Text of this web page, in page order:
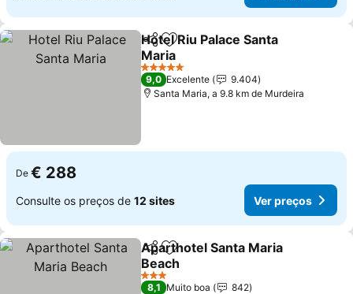
PartilharAdicionar aos favoritos
Hotel Riu Palace Santa
Maria
Ver preços
5 Estrelas
9,0 Excelente
9.404
Santa Maria, a 9.8 km de Murdeira
De € 288
Consulte os preços de 12 sites Ver preços
PartilharAdicionar aos favoritos
Aparthotel Santa Maria
Beach
Ver preços
3 Estrelas
8,1 Muito boa
842